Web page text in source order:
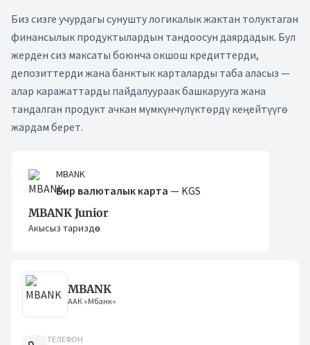
Биз сизге учурдагы сунушту логикалык жактан толуктаган
финансылык продуктылардын тандоосун даярдадык. Бул
жерден сиз максаты боюнча окшош кредиттерди,
депозиттерди жана банктык карталарды таба аласыз —
алар каражаттарды пайдалуураак башкарууга жана
тандалган продукт ачкан мүмкүнчүлүктөрдү кеңейтүүгө
жардам берет.
MBANK
Бир валюталык карта — KGS
MBANK Junior
Акысыз тариздөө
MBANK
ААК «Мбанк»
ТЕЛЕФОН